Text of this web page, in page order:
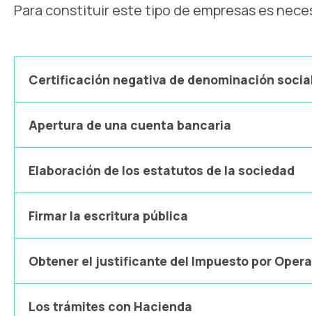
Para constituir este tipo de empresas es
Certificación negativa de denominación
Apertura de una cuenta bancaria
Elaboración de los estatutos de la sociedad
Firmar la escritura pública
Obtener el justificante del Impuesto por
Los trámites con Hacienda